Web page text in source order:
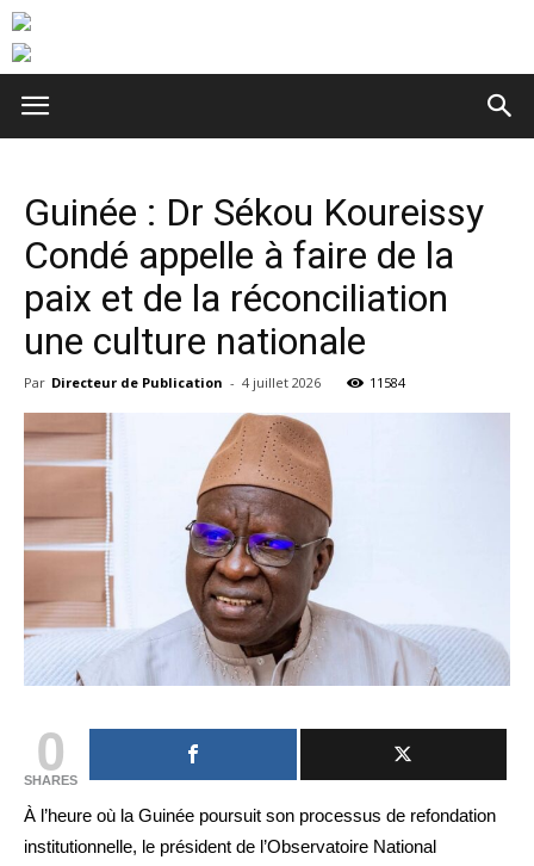
Guinée : Dr Sékou Koureissy
Condé appelle à faire de la
paix et de la réconciliation
une culture nationale
Par Directeur de Publication - 4 juillet 2026 11584
0
SHARES
À l’heure où la Guinée poursuit son processus de refondation
institutionnelle, le président de l’Observatoire National